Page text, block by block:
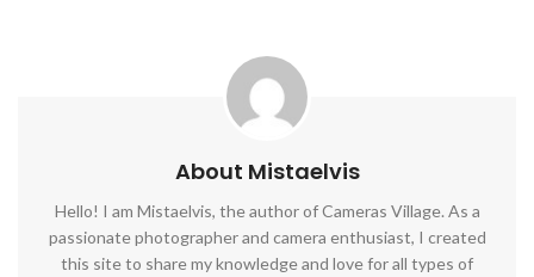
About Mistaelvis
Hello! I am Mistaelvis, the author of Cameras Village. As a
passionate photographer and camera enthusiast, I created
this site to share my knowledge and love for all types of